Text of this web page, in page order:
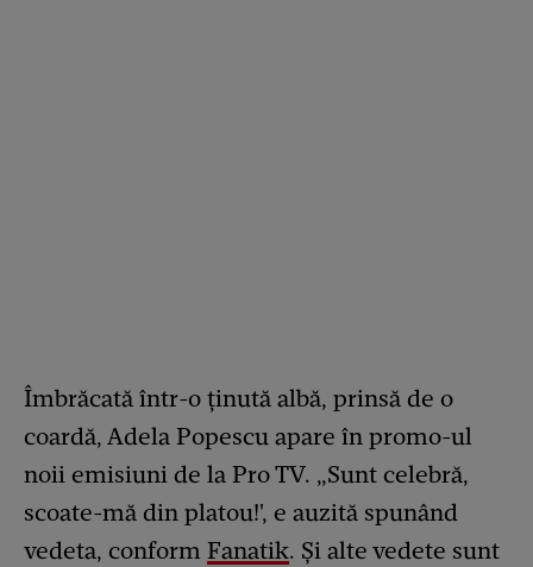
Îmbrăcată într-o ținută albă, prinsă de o
coardă, Adela Popescu apare în promo-ul
noii emisiuni de la Pro TV. „Sunt celebră,
scoate-mă din platou!', e auzită spunând
vedeta, conform Fanatik. Și alte vedete sunt